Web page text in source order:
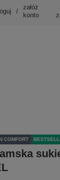
/
załóż
konto
COMFORT